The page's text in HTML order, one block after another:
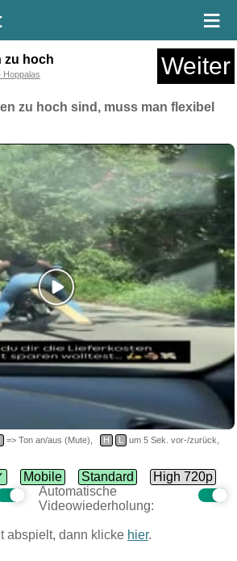
≡
zu hoch Weiter
Hoppalas
zu hoch sind, muss man flexibel
=> Ton an/aus (Mute), H L
um 5 Sek. vor-/zurück,
Mobile Standard
High 720p
Automatische
Videowiederholung:
abspielt, dann klicke hier.